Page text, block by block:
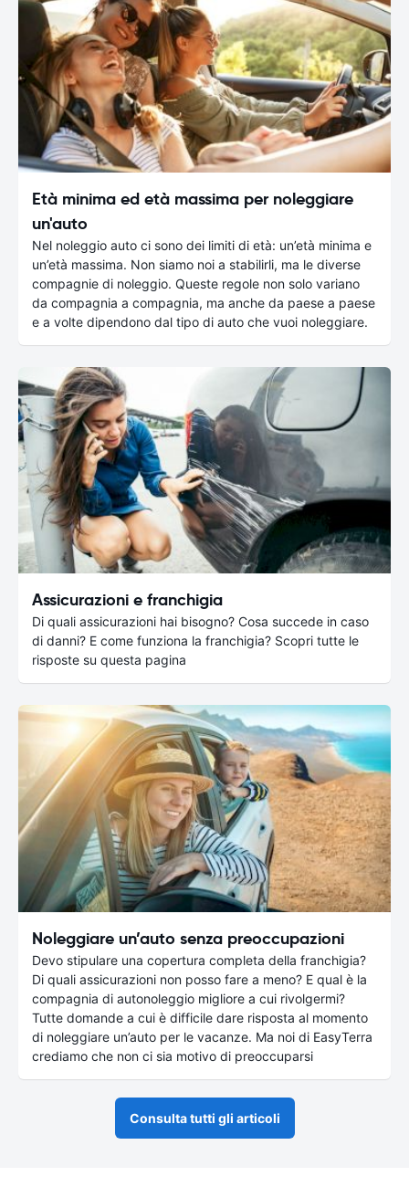
Età minima ed età massima per noleggiare
un'auto
Nel noleggio auto ci sono dei limiti di età: un’età minima e
un’età massima. Non siamo noi a stabilirli, ma le diverse
compagnie di noleggio. Queste regole non solo variano
da compagnia a compagnia, ma anche da paese a paese
e a volte dipendono dal tipo di auto che vuoi noleggiare.
Assicurazioni e franchigia
Di quali assicurazioni hai bisogno? Cosa succede in caso
di danni? E come funziona la franchigia? Scopri tutte le
risposte su questa pagina
Noleggiare un’auto senza preoccupazioni
Devo stipulare una copertura completa della franchigia?
Di quali assicurazioni non posso fare a meno? E qual è la
compagnia di autonoleggio migliore a cui rivolgermi?
Tutte domande a cui è difficile dare risposta al momento
di noleggiare un’auto per le vacanze. Ma noi di EasyTerra
crediamo che non ci sia motivo di preoccuparsi
Consulta tutti gli articoli